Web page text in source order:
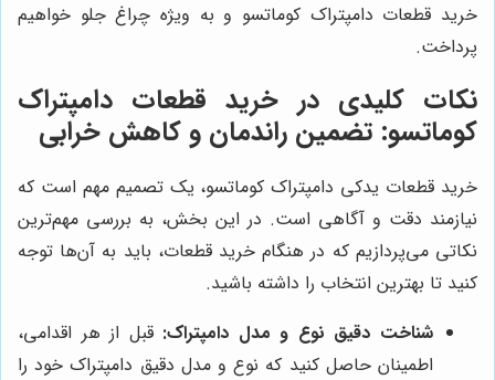
خرید قطعات دامپتراک کوماتسو و به ویژه چراغ جلو خواهیم
پرداخت.
نکات کلیدی در خرید قطعات دامپتراک
کوماتسو: تضمین راندمان و کاهش خرابی
خرید قطعات یدکی دامپتراک کوماتسو، یک تصمیم مهم است که
نیازمند دقت و آگاهی است. در این بخش، به بررسی مهم‌ترین
نکاتی می‌پردازیم که در هنگام خرید قطعات، باید به آن‌ها توجه
کنید تا بهترین انتخاب را داشته باشید.
شناخت دقیق نوع و مدل دامپتراک: قبل از هر اقدامی،
اطمینان حاصل کنید که نوع و مدل دقیق دامپتراک خود را